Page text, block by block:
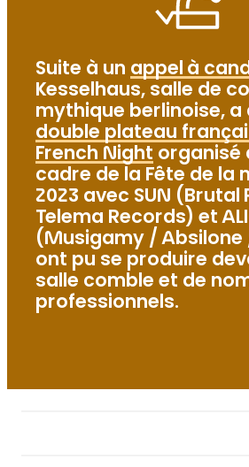
Suite à un appel à
Kesselhaus, salle de
mythique berlinoise, a
double plateau
French Night organisé
cadre de la Fête de la
2023 avec SUN (Brutal
Telema Records) et
(Musigamy / Absilone
ont pu se produire
salle comble et de
professionnels.